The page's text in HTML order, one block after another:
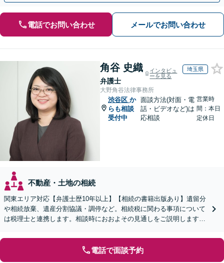
電話でお問い合わせ メールでお問い合わせ
角谷 史織
弁護士
インタビュ
ーを見る
埼玉県
大野角谷法律事務所
渋谷区 か
らも相談
受付中
面談方法(対面・電
話・ビデオなど)は
応相談
営業時
間：本日
定休日
不動産・土地の相続
関東エリア対応【弁護士歴10年以上】【相続の書籍出版あり】遺留分
や相続放棄、遺産分割協議・調停など。相続税に関わる事項について
は税理士と連携します。相談時におおよその見通しをご説明します
電話で面談予約